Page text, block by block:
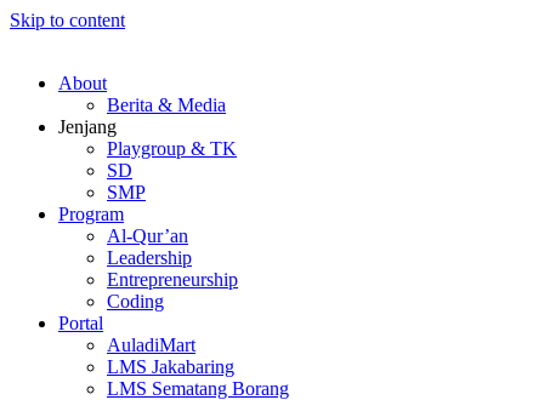
Skip to content
About
Berita & Media
Jenjang
Playgroup & TK
SD
SMP
Program
Al-Qur’an
Leadership
Entrepreneurship
Coding
Portal
AuladiMart
LMS Jakabaring
LMS Sematang Borang